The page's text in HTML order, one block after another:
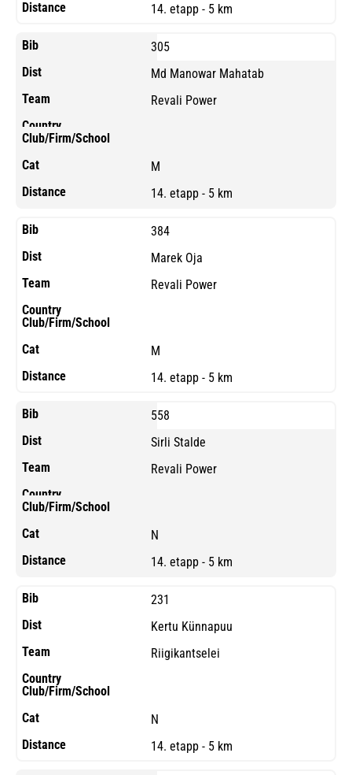
14. etapp - 5 km
305
Md Manowar Mahatab
Revali Power
M
14. etapp - 5 km
384
Marek Oja
Revali Power
M
14. etapp - 5 km
558
Sirli Stalde
Revali Power
N
14. etapp - 5 km
231
Kertu Künnapuu
Riigikantselei
N
14. etapp - 5 km